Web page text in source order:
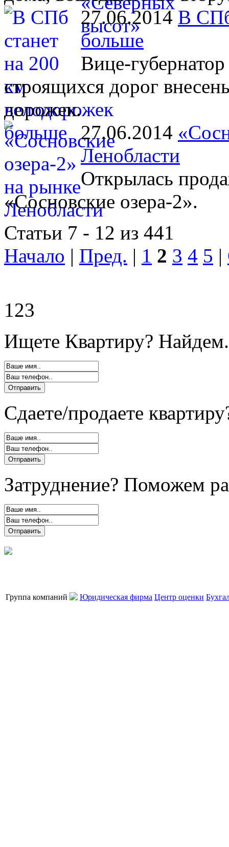
27.06.2014 В
больше
Вице-
строящихся дорог
дорожек.
27.06.2014
Ленобласти
Открылась
«Сосновские озера-2».
Статьи 7 - 12 из 441
Начало | Пред. | 1 2 3 4 5 |
123
Ищете Квартиру?
Сдаете/продаете
Затруднение? Поможем
Группа компаний Юридическая фирма Центр оценки